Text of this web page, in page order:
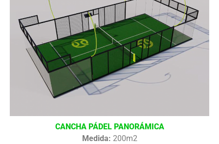
CANCHA PÁDEL PANORÁMICA
Medida: 200m2